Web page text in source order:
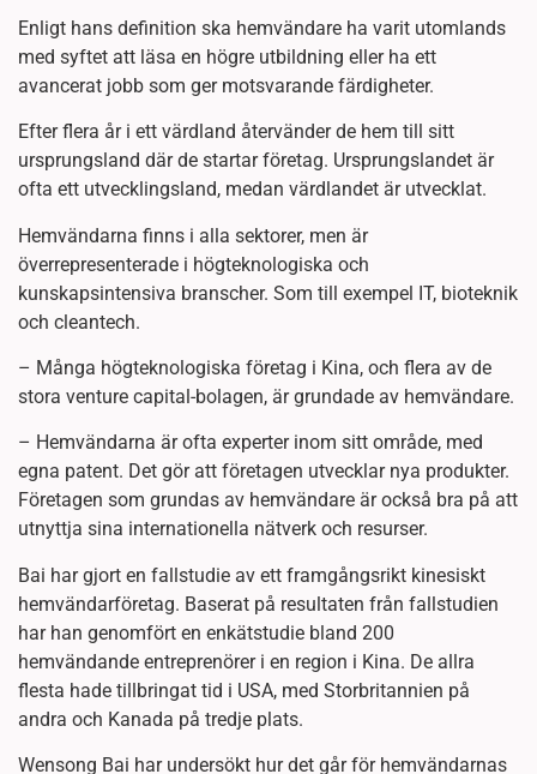
Enligt hans definition ska hemvändare ha varit utomlands
med syftet att läsa en högre utbildning eller ha ett
avancerat jobb som ger motsvarande färdigheter.
Efter flera år i ett värdland återvänder de hem till sitt
ursprungsland där de startar företag. Ursprungslandet är
ofta ett utvecklingsland, medan värdlandet är utvecklat.
Hemvändarna finns i alla sektorer, men är
överrepresenterade i högteknologiska och
kunskapsintensiva branscher. Som till exempel IT, bioteknik
och cleantech.
– Många högteknologiska företag i Kina, och flera av de
stora venture capital-bolagen, är grundade av hemvändare.
– Hemvändarna är ofta experter inom sitt område, med
egna patent. Det gör att företagen utvecklar nya produkter.
Företagen som grundas av hemvändare är också bra på att
utnyttja sina internationella nätverk och resurser.
Bai har gjort en fallstudie av ett framgångsrikt kinesiskt
hemvändarföretag. Baserat på resultaten från fallstudien
har han genomfört en enkätstudie bland 200
hemvändande entreprenörer i en region i Kina. De allra
flesta hade tillbringat tid i USA, med Storbritannien på
andra och Kanada på tredje plats.
Wensong Bai har undersökt hur det går för hemvändarnas